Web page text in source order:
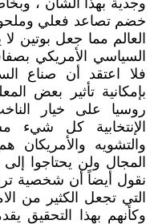
وجدية بهذا الشأن ،
خضم تصاعد فعلي
العالم مما جعل بوتين
السياسي الأمريكي
فلا اعتقد أن صناع
بإمكانية تأثير بعض
روسيا على خيار
الإنتخابية كل شيء
والتشويه والأمريكان
المجال ولن يحتاجوا
نقول أيضاً أن شخصية
التي تجعل الكثير من
وكأنهم بهذا التحقيق